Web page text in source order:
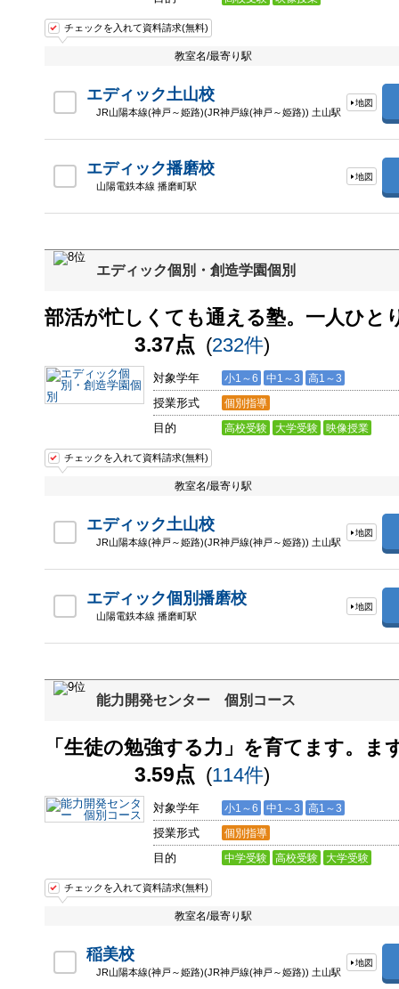
チェックを入れて資料請求(無料)
教室名/最寄り駅
エディック土山校
JR山陽本線(神戸～姫路)(JR神戸線(神戸～姫路)) 土山駅
地図
エディック播磨校
山陽電鉄本線 播磨町駅
地図
エディック個別・創造学園個別
部活が忙しくても通える塾。一人ひと
3.37点 (232件)
対象学年 小1～6 中1～3 高1～3
授業形式 個別指導
目的 高校受験 大学受験 映像授業
チェックを入れて資料請求(無料)
教室名/最寄り駅
エディック土山校
JR山陽本線(神戸～姫路)(JR神戸線(神戸～姫路)) 土山駅
地図
エディック個別播磨校
山陽電鉄本線 播磨町駅
地図
能力開発センター 個別コース
「生徒の勉強する力」を育てます。ま
3.59点 (114件)
対象学年 小1～6 中1～3 高1～3
授業形式 個別指導
目的 中学受験 高校受験 大学受験
チェックを入れて資料請求(無料)
教室名/最寄り駅
稲美校
JR山陽本線(神戸～姫路)(JR神戸線(神戸～姫路)) 土山駅
地図